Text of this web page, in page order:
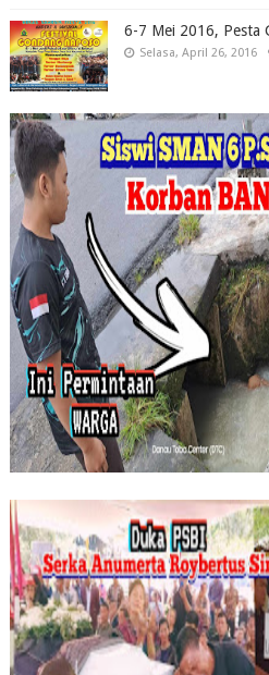
6-7 Mei 2016, Pesta
Selasa, April 26, 2016